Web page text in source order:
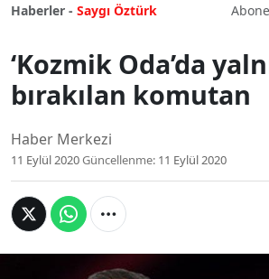
Haberler - Saygı Öztürk
‘Kozmik Oda’da
bırakılan komutan
Haber Merkezi
11 Eylül 2020Güncellenme: 11 Eylül 2020